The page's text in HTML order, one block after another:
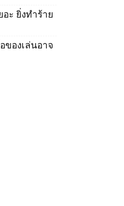
อะ ยิ่งทำร้าย
ของเล่นอาจ